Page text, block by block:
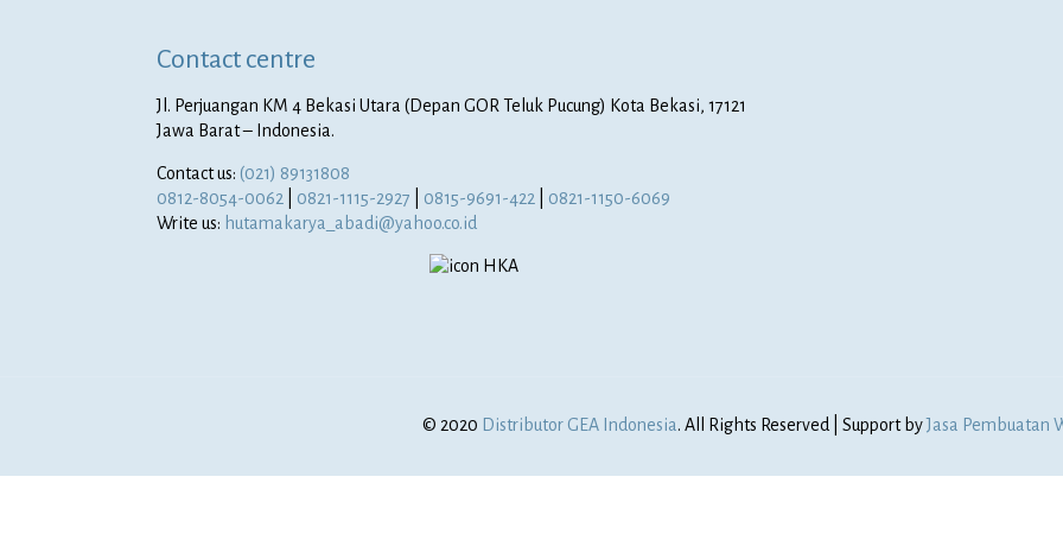
Contact centre
Jl. Perjuangan KM 4 Bekasi Utara (Depan GOR Teluk Pucung) Kota Bekasi, 17121
Jawa Barat – Indonesia.
Contact us: (021) 89131808
0812-8054-0062
0821-1115-2927 0815-9691-422
0821-1150-6069
Write us: hutamakarya_abadi@yahoo.co.id
© 2020 Distributor GEA Indonesia. All Rights Reserved | Support byJasa Pembuatan